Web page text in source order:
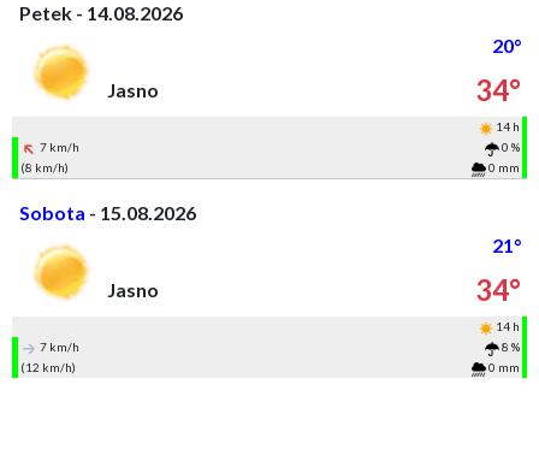
Petek - 14.08.2026
20°
Jasno
34°
14 h
7 km/h
0 %
(8 km/h)
0 mm
Sobota - 15.08.2026
21°
Jasno
34°
14 h
7 km/h
8 %
(12 km/h)
0 mm